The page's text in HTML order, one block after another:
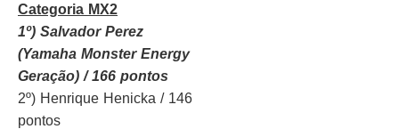
Categoria MX2
1º) Salvador Perez
(Yamaha Monster Energy
Geração) / 166 pontos
2º) Henrique Henicka / 146
pontos